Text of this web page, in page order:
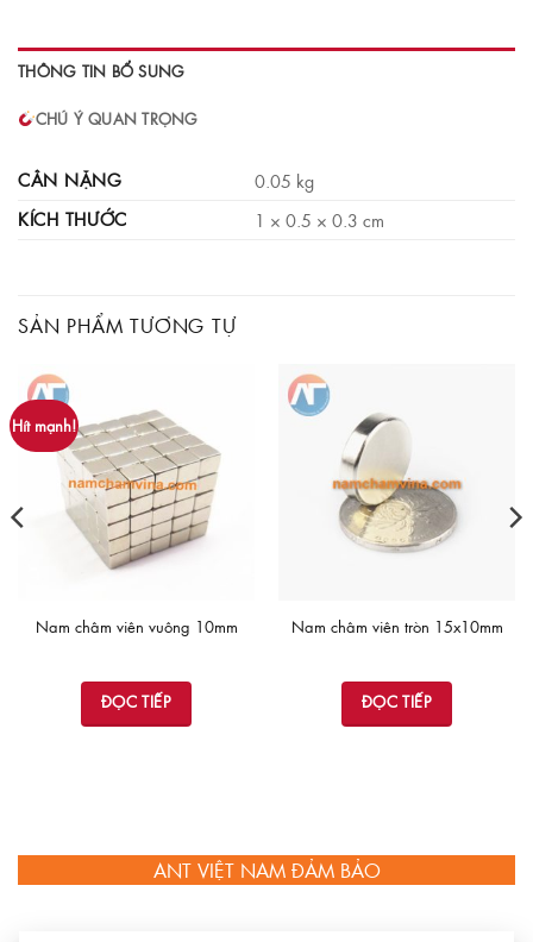
THÔNG TIN BỔ SUNG
CHÚ Ý QUAN TRỌNG
CÂN NẶNG
0.05 kg
KÍCH THƯỚC
1 × 0.5 × 0.3 cm
SẢN PHẨM TƯƠNG TỰ
Hít mạnh!
Nam châm viên vuông 10mm
ĐỌC TIẾP
Nam châm viên tròn 15x10mm
ĐỌC TIẾP
ANT VIỆT NAM ĐẢM BẢO